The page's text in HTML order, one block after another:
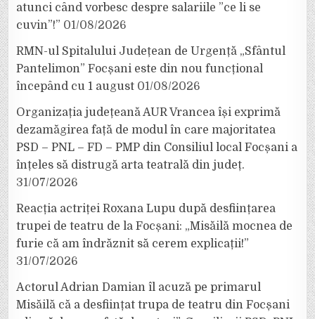
atunci când vorbesc despre salariile ”ce li se
cuvin”!” 01/08/2026
RMN-ul Spitalului Județean de Urgență „Sfântul
Pantelimon” Focșani este din nou funcțional
începând cu 1 august 01/08/2026
Organizația județeană AUR Vrancea își exprimă
dezamăgirea față de modul în care majoritatea
PSD – PNL – FD – PMP din Consiliul local Focșani a
înțeles să distrugă arta teatrală din județ.
31/07/2026
Reacția actriței Roxana Lupu după desființarea
trupei de teatru de la Focșani: „Misăilă mocnea de
furie că am îndrăznit să cerem explicații!”
31/07/2026
Actorul Adrian Damian îl acuză pe primarul
Misăilă că a desființat trupa de teatru din Focșani